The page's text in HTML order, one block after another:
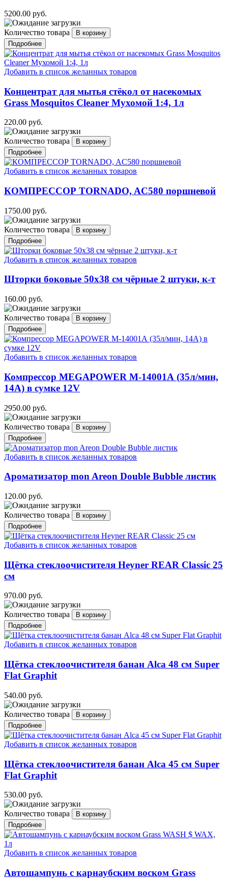
5200.00 руб.
Количество товара
Подробнее
Добавить в список желанных товаров
Концентрат для мытья стёкол от насекомых
Grass Mosquitos Cleaner Мухомой 1:4, 1л
220.00 руб.
Количество товара
Подробнее
Добавить в список желанных товаров
КОМПРЕССОР TORNADO, AC580 поршневой
1750.00 руб.
Количество товара
Подробнее
Добавить в список желанных товаров
Шторки боковые 50х38 см чёрные 2 штуки, к-т
160.00 руб.
Количество товара
Подробнее
Добавить в список желанных товаров
Компрессор MEGAPOWER M-14001А (35л/мин,
14А) в сумке 12V
2950.00 руб.
Количество товара
Подробнее
Добавить в список желанных товаров
Ароматизатор mon Areon Double Bubble листик
120.00 руб.
Количество товара
Подробнее
Добавить в список желанных товаров
Щётка стеклоочистителя Heyner REAR Classic 25
см
970.00 руб.
Количество товара
Подробнее
Добавить в список желанных товаров
Щётка стеклоочистителя банан Alca 48 см Super
Flat Graphit
540.00 руб.
Количество товара
Подробнее
Добавить в список желанных товаров
Щётка стеклоочистителя банан Alca 45 см Super
Flat Graphit
530.00 руб.
Количество товара
Подробнее
Добавить в список желанных товаров
Автошампунь с карнаубским воском Grass